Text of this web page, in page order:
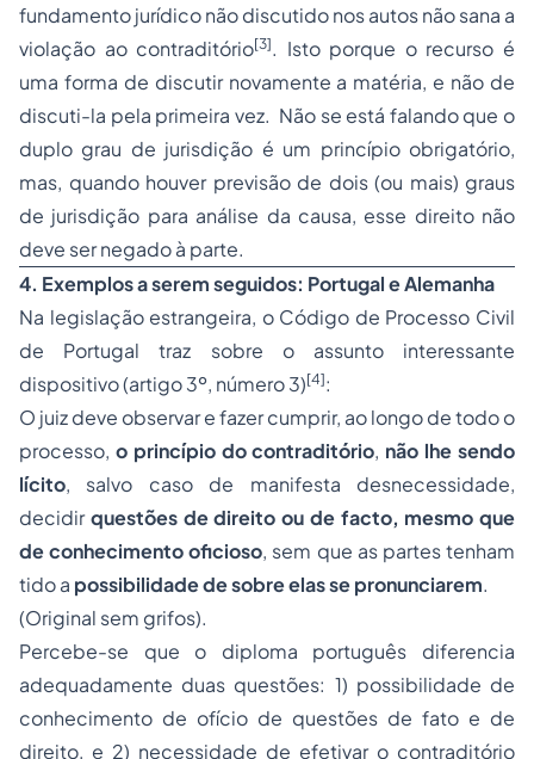
fundamento jurídico não discutido nos autos não sana a
violação ao contraditório[3]. Isto porque o recurso é
uma forma de discutir novamente a matéria, e não de
discuti-la pela primeira vez. Não se está falando que o
duplo grau de jurisdição é um princípio obrigatório,
mas, quando houver previsão de dois (ou mais) graus
de jurisdição para análise da causa, esse direito não
deve ser negado à parte.
4. Exemplos a serem seguidos: Portugal e Alemanha
Na legislação estrangeira, o Código de Processo Civil
de Portugal traz sobre o assunto interessante
dispositivo (artigo 3º, número 3)[4]:
O juiz deve observar e fazer cumprir, ao longo de todo o
processo, o princípio do contraditório, não lhe sendo
lícito, salvo caso de manifesta desnecessidade,
decidirquestões de direito ou de facto, mesmo que
de conhecimento oficioso, sem que as partes tenham
tido a possibilidade de sobre elas se pronunciarem.
(Original sem grifos).
Percebe-se que o diploma português diferencia
adequadamente duas questões: 1) possibilidade de
conhecimento de ofício de questões de fato e de
direito, e 2) necessidade de efetivar o contraditório